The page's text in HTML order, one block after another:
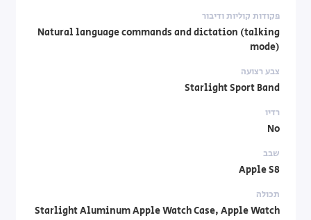
פקודות קוליות ודיבור
Natural language commands and dictation (talking
mode)
צבע רצועה
Starlight Sport Band
רדיו
No
שבב
Apple S8
תכולה
Starlight Aluminum Apple Watch Case, Apple Watch